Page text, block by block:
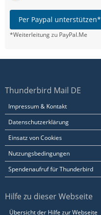
Per Paypal unterstützen*
*Weiterleitung zu PayPal.Me
Thunderbird Mail DE
Impressum & Kontakt
Datenschutzerklärung
Einsatz von Cookies
Nutzungsbedingungen
Spendenaufruf für Thunderbird
Hilfe zu dieser Webseite
Übersicht der Hilfe zur Webseite